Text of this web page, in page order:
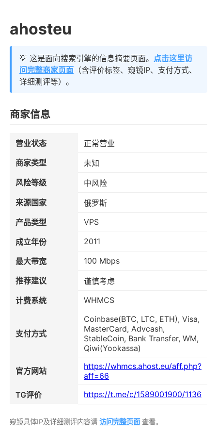
ahosteu
💡 这是面向搜索引擎的信息摘要页面。 点击这里访
问完整商家页面 （含评价标签、窥镜IP、支付方式、
详细测评等）。
商家信息
营业状态
正常营业
商家类型
未知
风险等级
中风险
来源国家
俄罗斯
产品类型
VPS
成立年份 2011
最大带宽 100 Mbps
推荐建议
谨慎考虑
计费系统
WHMCS
支付方式
Coinbase(BTC, LTC, ETH), Visa,
MasterCard, Advcash,
StableCoin, Bank Transfer, WM,
Qiwi(Yookassa)
官方网站
https://whmcs.ahost.eu/aff.php?
aff=66
TG评价
https://t.me/c/1589001900/1136
窥镜具体IP及详细测评内容请 访问完整页面查看。